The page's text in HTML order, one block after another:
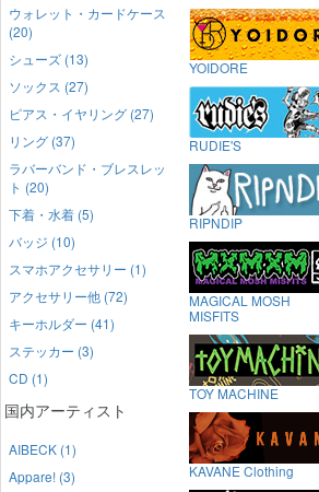
ウォレット・カードケース
(20)
シューズ (13)
ソックス (27)
ピアス・イヤリング (27)
リング (37)
ラバーバンド・ブレスレッ
ト (20)
下着・水着 (5)
バッジ (10)
スマホアクセサリー (1)
アクセサリー他 (72)
キーホルダー (41)
ステッカー (3)
CD (1)
国内アーティスト
AIBECK (1)
Appare! (3)
YOIDORE
RUDIE'S
RIPNDIP
MAGICAL MOSH
MISFITS
TOY MACHINE
KAVANE Clothing